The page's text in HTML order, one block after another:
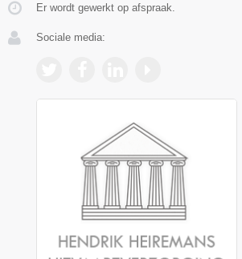
Er wordt gewerkt op afspraak.
Sociale media: